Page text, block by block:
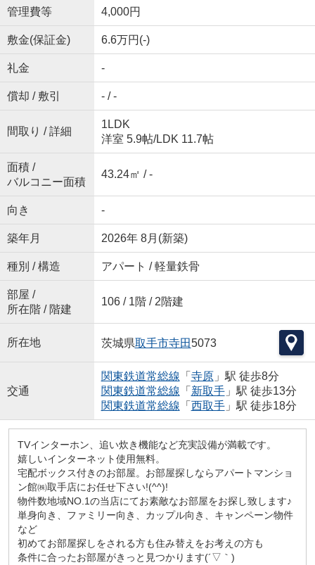
管理費等 4,000円
敷金(保証金) 6.6万円(-)
礼金 -
償却 / 敷引 - / -
間取り / 詳細
1LDK
洋室 5.9帖/LDK 11.7帖
面積 /
バルコニー面積
43.24㎡ / -
向き -
築年月 2026年 8月(新築)
種別 / 構造 アパート / 軽量鉄骨
部屋 /
所在階 / 階建
106 / 1階 / 2階建
所在地 茨城県取手市寺田5073
交通
関東鉄道常総線 「 寺原」駅 徒歩8分
関東鉄道常総線 「 新取手」駅 徒歩13分
関東鉄道常総線 「 西取手」駅 徒歩18分
TVインターホン、追い炊き機能など充実設備が満載です。
嬉しいインターネット使用無料。
宅配ボックス付きのお部屋。お部屋探しならアパートマンショ
ン館㈱取手店にお任せ下さい!(^^)!
物件数地域NO.1の当店にてお素敵なお部屋をお探し致します♪
単身向き、ファミリー向き、カップル向き、キャンペーン物件
など
初めてお部屋探しをされる方も住み替えをお考えの方も
条件に合ったお部屋がきっと見つかります(´▽｀)